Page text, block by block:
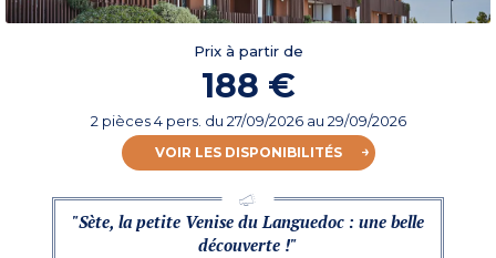
Prix à partir de
188 €
2 pièces 4 pers. du 27/09/2026au 29/09/2026
VOIR LES DISPONIBILITÉS
"Sète, la petite Venise du Languedoc : une belle
découverte !"